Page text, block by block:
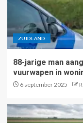
ZUIDLAND
88-jarige man
vuurwapen in
6 september 2025